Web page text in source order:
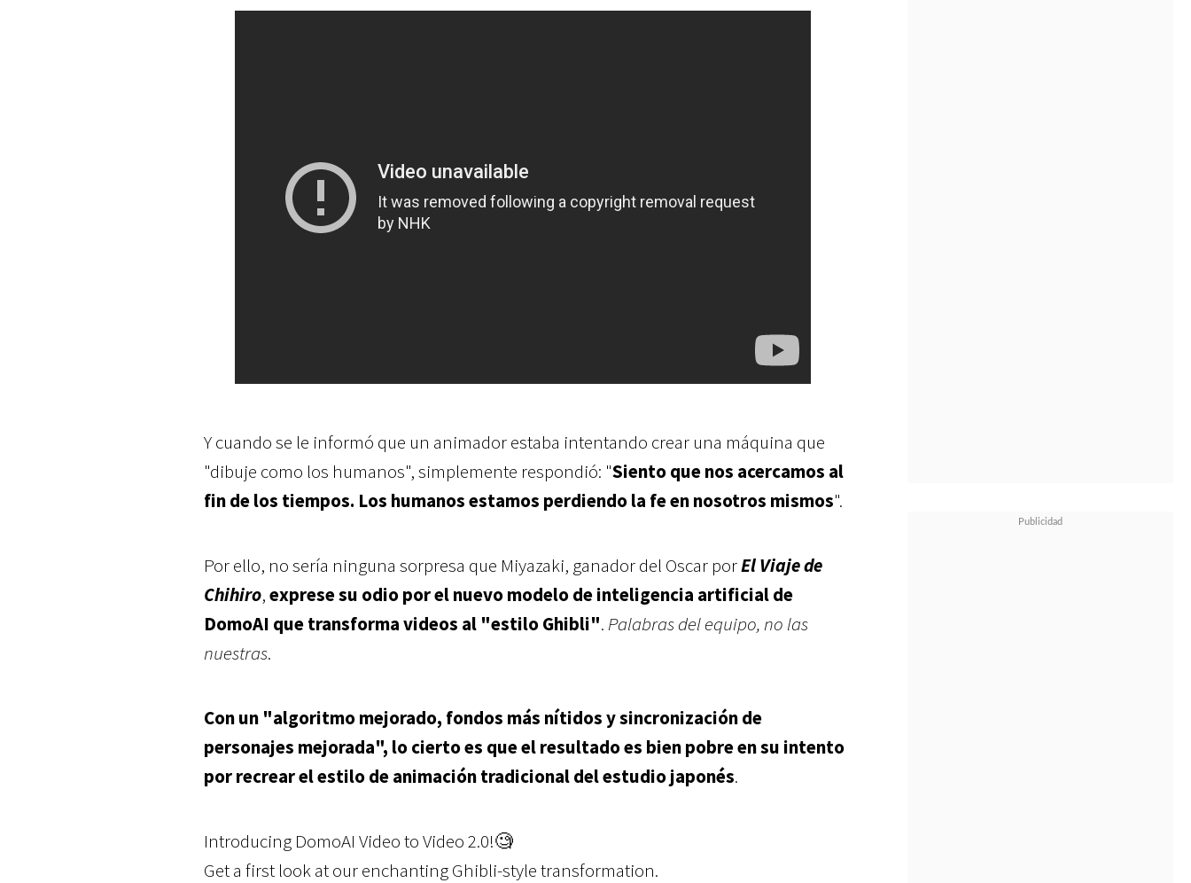
Y cuando se le informó que un animador estaba intentando crear una máquina que
"dibuje como los humanos", simplemente respondió: "Siento que nos acercamos al
fin de los tiempos. Los humanos estamos perdiendo la fe en nosotros mismos".
Por ello, no sería ninguna sorpresa que Miyazaki, ganador del Oscar porEl Viaje de
Chihiro,exprese su odio por el nuevo modelo de inteligencia artificial de
DomoAI que transforma videos al "estilo Ghibli". Palabras del equipo, no las
nuestras.
Con un "algoritmo mejorado, fondos más nítidos y sincronización de
personajes mejorada", lo cierto es que el resultado es bien pobre en su intento
por recrear el estilo de animación tradicional del estudio japonés.
Introducing DomoAI Video to Video 2.0!🧐
Get a first look at our enchanting Ghibli-style transformation.